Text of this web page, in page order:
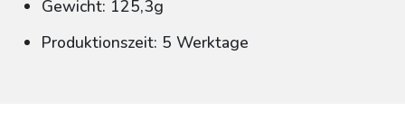
Gewicht: 125,3g
Produktionszeit: 5 Werktage